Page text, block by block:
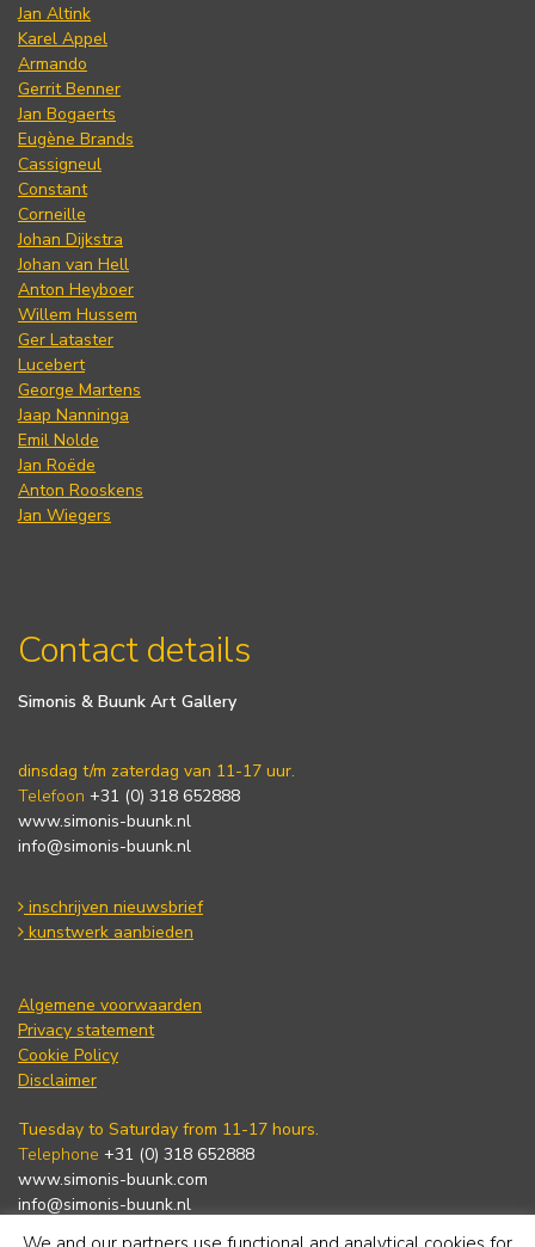
Jan Altink
Karel Appel
Armando
Gerrit Benner
Jan Bogaerts
Eugène Brands
Cassigneul
Constant
Corneille
Johan Dijkstra
Johan van Hell
Anton Heyboer
Willem Hussem
Ger Lataster
Lucebert
George Martens
Jaap Nanninga
Emil Nolde
Jan Roëde
Anton Rooskens
Jan Wiegers
Contact details
Simonis & Buunk Art Gallery
dinsdag t/m zaterdag van 11-17 uur.
Telefoon +31 (0) 318 652888
www.simonis-buunk.nl
info@simonis-buunk.nl
inschrijven nieuwsbrief
kunstwerk aanbieden
Algemene voorwaarden
Privacy statement
Cookie Policy
Disclaimer
Tuesday to Saturday from 11-17 hours.
Telephone +31 (0) 318 652888
www.simonis-buunk.com
info@simonis-buunk.nl